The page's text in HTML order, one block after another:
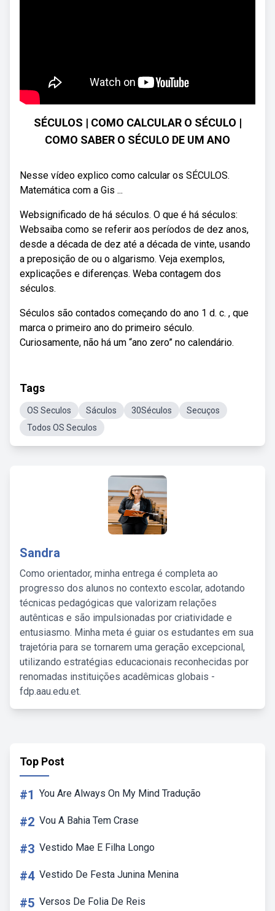
SÉCULOS | COMO CALCULAR O SÉCULO |
COMO SABER O SÉCULO DE UM ANO
Nesse vídeo explico como calcular os SÉCULOS.
Matemática com a Gis ...
Websignificado de há séculos. O que é há séculos:
Websaiba como se referir aos períodos de dez anos,
desde a década de dez até a década de vinte, usando
a preposição de ou o algarismo. Veja exemplos,
explicações e diferenças. Weba contagem dos
séculos.
Séculos são contados começando do ano 1 d. c. , que
marca o primeiro ano do primeiro século.
Curiosamente, não há um “ano zero” no calendário.
Tags
OS Seculos Sáculos 30Séculos
Secuços
Todos OS Seculos
Sandra
Como orientador, minha entrega é completa ao
progresso dos alunos no contexto escolar, adotando
técnicas pedagógicas que valorizam relações
autênticas e são impulsionadas por criatividade e
entusiasmo. Minha meta é guiar os estudantes em sua
trajetória para se tornarem uma geração excepcional,
utilizando estratégias educacionais reconhecidas por
renomadas instituições acadêmicas globais -
fdp.aau.edu.et.
Top Post
#1 You Are Always On My Mind Tradução
#2 Vou A Bahia Tem Crase
#3 Vestido Mae E Filha Longo
#4 Vestido De Festa Junina Menina
#5 Versos De Folia De Reis